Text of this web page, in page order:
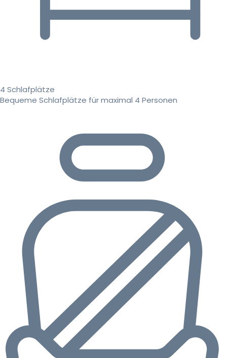
4 Schlafplätze
Bequeme Schlafplätze für maximal 4 Personen